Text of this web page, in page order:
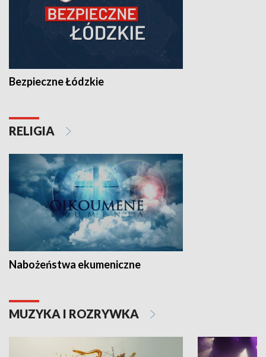
Bezpieczne Łódzkie
RELIGIA
Nabożeństwa ekumeniczne
MUZYKA I ROZRYWKA